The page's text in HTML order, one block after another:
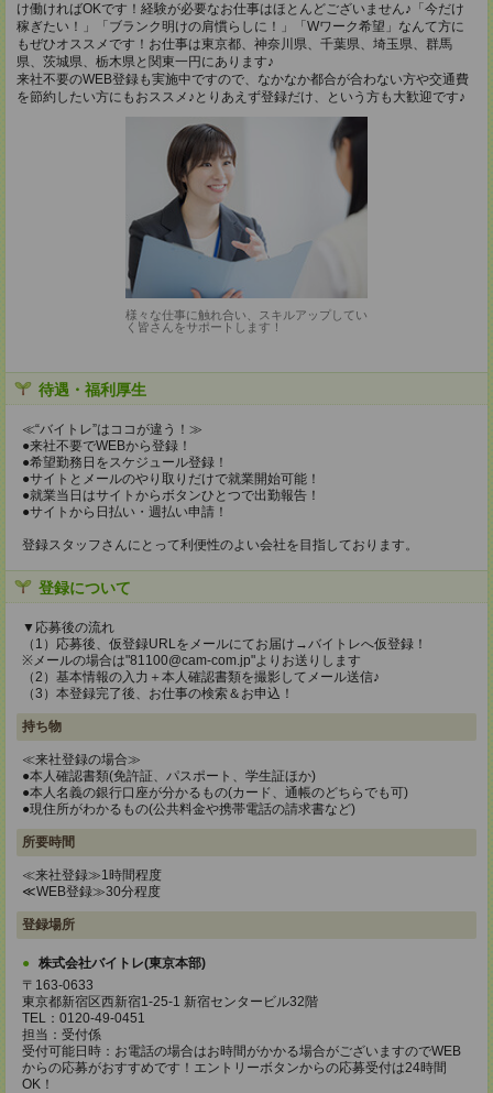
け働ければOKです！経験が必要なお仕事はほとんどございません♪「今だけ
稼ぎたい！」「ブランク明けの肩慣らしに！」「Wワーク希望」なんて方に
もぜひオススメです！お仕事は東京都、神奈川県、千葉県、埼玉県、群馬
県、茨城県、栃木県と関東一円にあります♪
来社不要のWEB登録も実施中ですので、なかなか都合が合わない方や交通費
を節約したい方にもおススメ♪とりあえず登録だけ、という方も大歓迎です♪
様々な仕事に触れ合い、スキルアップしてい
く皆さんをサポートします！
待遇・福利厚生
≪“バイトレ”はココが違う！≫
●来社不要でWEBから登録！
●希望勤務日をスケジュール登録！
●サイトとメールのやり取りだけで就業開始可能！
●就業当日はサイトからボタンひとつで出勤報告！
●サイトから日払い・週払い申請！
登録スタッフさんにとって利便性のよい会社を目指しております。
登録について
▼応募後の流れ
（1）応募後、仮登録URLをメールにてお届け→バイトレへ仮登録！
※メールの場合は"81100@cam-com.jp"よりお送りします
（2）基本情報の入力＋本人確認書類を撮影してメール送信♪
（3）本登録完了後、お仕事の検索＆お申込！
持ち物
≪来社登録の場合≫
●本人確認書類(免許証、パスポート、学生証ほか)
●本人名義の銀行口座が分かるもの(カード、通帳のどちらでも可)
●現住所がわかるもの(公共料金や携帯電話の請求書など)
所要時間
≪来社登録≫1時間程度
≪WEB登録≫30分程度
登録場所
株式会社バイトレ(東京本部)
〒163-0633
東京都新宿区西新宿1-25-1 新宿センタービル32階
TEL：0120-49-0451
担当：受付係
受付可能日時：お電話の場合はお時間がかかる場合がございますのでWEB
からの応募がおすすめです！エントリーボタンからの応募受付は24時間
OK！